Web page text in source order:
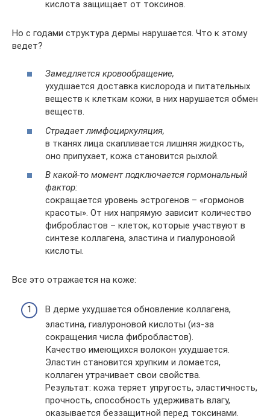
кислота защищает от токсинов.
Но с годами структура дермы нарушается. Что к этому
ведет?
Замедляется кровообращение,
ухудшается доставка кислорода и питательных
веществ к клеткам кожи, в них нарушается обмен
веществ.
Страдает лимфоциркуляция,
в тканях лица скапливается лишняя жидкость,
оно припухает, кожа становится рыхлой.
В какой-то момент подключается гормональный
фактор:
сокращается уровень эстрогенов – «гормонов
красоты». От них напрямую зависит количество
фибробластов – клеток, которые участвуют в
синтезе коллагена, эластина и гиалуроновой
кислоты.
Все это отражается на коже:
В дерме ухудшается обновление коллагена,
эластина, гиалуроновой кислоты (из-за
сокращения числа фибробластов).
Качество имеющихся волокон ухудшается.
Эластин становится хрупким и ломается,
коллаген утрачивает свои свойства.
Результат: кожа теряет упругость, эластичность,
прочность, способность удерживать влагу,
оказывается беззащитной перед токсинами.